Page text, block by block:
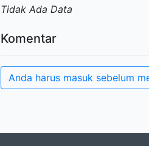
Tidak Ada Data
Komentar
Anda harus masuk sebelum